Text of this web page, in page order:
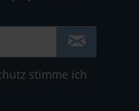
stimme ich